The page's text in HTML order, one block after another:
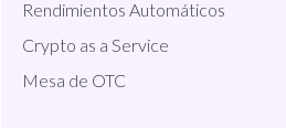
Rendimientos Automáticos
Crypto as a Service
Mesa de OTC